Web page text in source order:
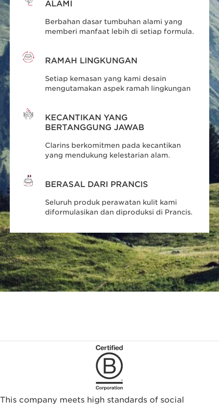
ALAMI
Berbahan dasar tumbuhan alami yang
memberi manfaat lebih di setiap formula.
RAMAH LINGKUNGAN
Setiap kemasan yang kami desain
mengutamakan aspek ramah lingkungan
KECANTIKAN YANG
BERTANGGUNG JAWAB
Clarins berkomitmen pada kecantikan
yang mendukung kelestarian alam.
BERASAL DARI PRANCIS
Seluruh produk perawatan kulit kami
diformulasikan dan diproduksi di Prancis.
This company meets high standards of social